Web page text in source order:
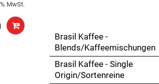
MwSt.
Brasil Kaffee -
Blends/Kaffeemischungen
Brasil Kaffee - Single
Origin/Sortenreine